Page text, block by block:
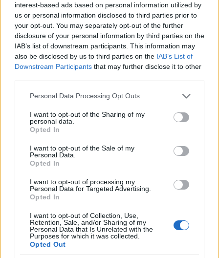
interest-based ads based on personal information utilized by
us or personal information disclosed to third parties prior to
your opt-out. You may separately opt-out of the further
disclosure of your personal information by third parties on the
IAB’s list of downstream participants. This information may
also be disclosed by us to third parties on the IAB’s List of
Downstream Participants that may further disclose it to other
Please note that this website/app uses one or more Google
not limited to your visit or usage behaviour. You may click to
grant or deny consent to Google and its third-party tags to
use your data for below specified purposes in below Google
consent section.
Personal Data Processing Opt Outs
I want to opt-out of the Sharing of my
personal data.
Opted In
I want to opt-out of the Sale of my
Personal Data.
Opted In
I want to opt-out of processing my
Personal Data for Targeted Advertising.
Opted In
I want to opt-out of Collection, Use,
Retention, Sale, and/or Sharing of my
Personal Data that Is Unrelated with the
Purposes for which it was collected.
Opted Out
Én most a hozzászólásodból annyit vettem le, hogy
remény teljesen elszállt, adja mindenki fel, hajtsa le
a fejét, és gürizzen, amíg beledöglik!
Azt mond mindenki, amit akar, abban hisz, amiben
akar. Én hiszek a Jobbikban, hiszek a Magyar
Gárdában!! nekem a jelenlegi demokrácia szart se
jelent, ha nem tartják tiszteletben az én munkám,
életem, akkor én miért tartsam tiszteletben a másét?
Pláne, hogy én jövök ki mindig rosszabbul.
Én nem fogok beletörődni, h Magyarországot
felvásárolják, szolga legyek rajta, vagy elnyomjon,
alázzon bármilyen kisebbség!!!!
Geza
17 éve
A fityisz, mint a likud testvérpártja pont annyira
passzolna ebbe, mint a füstölt szalonna a
maceszgombócba :).
Őket meg lehetne tartani elrettentő példának,